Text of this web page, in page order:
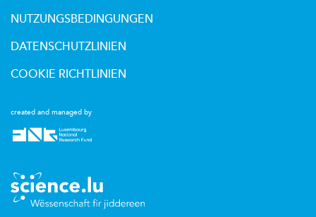
created and managed by
NUTZUNGSBEDINGUNGEN
DATENSCHUTZLINIEN
COOKIE RICHTLINIEN